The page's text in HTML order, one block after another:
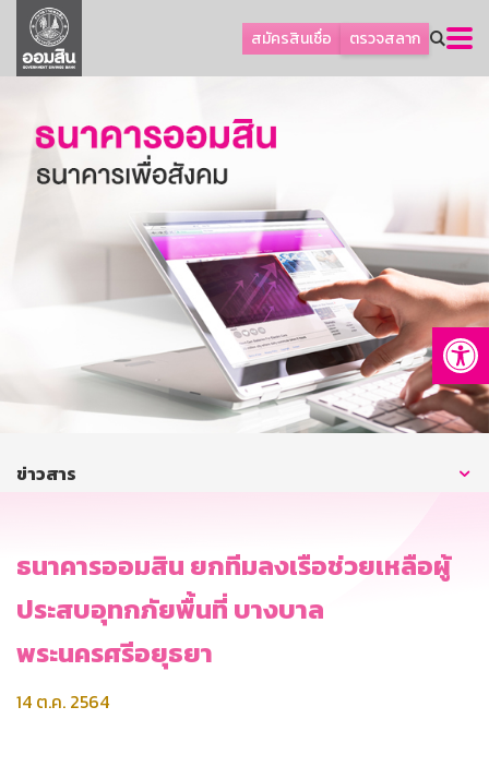
สมัครสินเชื่อ ตรวจสลาก
ลูกค้าธุรกิจ
ลูกค้าผู้ประกอบรายย่อย
ออมเพื่อสุข
เกี่ยวกับธนาคาร
การพัฒนาที่ยั่งยืน
บริการทางการเงิน
ติดต่อเรา
บริการออนไลน์
ข่าวสาร
ธนาคารออมสิน ยกทีมลงเรือช่วยเหลือผู้
ประสบอุทกภัยพื้นที่ บางบาล
พระนครศรีอยุธยา
14 ต.ค. 2564